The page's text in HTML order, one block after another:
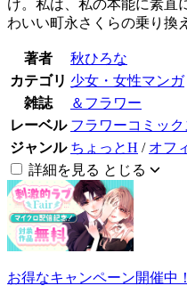
け。私は、私の本能に素直
わいい町永さくらの乗り換
著者
秋ひろな
カテゴリ 少女・女性マンガ
雑誌
＆フラワー
レーベル フラワーコミック
ジャンル ちょっとH / オフ
詳細を見る とじる
お得なキャンペーン開催中！